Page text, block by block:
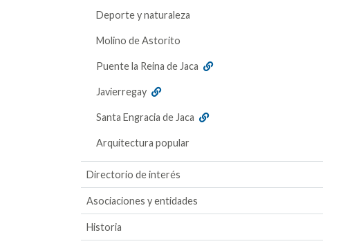
Deporte y naturaleza
Molino de Astorito
Puente la Reina de Jaca
Javierregay
Santa Engracia de Jaca
Arquitectura popular
Directorio de interés
Asociaciones y entidades
Historia